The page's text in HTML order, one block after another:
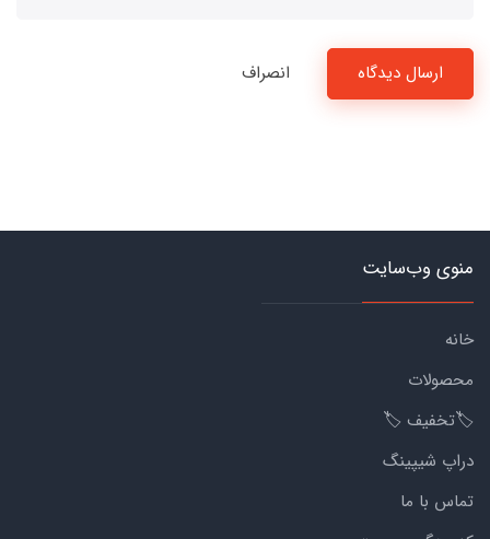
ارسال دیدگاه انصراف
منوی وب‌سایت
خانه
محصولات
🏷️تخفیف 🏷️
دراپ شیپینگ
تماس با ما